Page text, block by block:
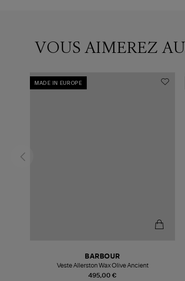
VOUS AIMEREZ
MADE IN EUROPE
495,00 €
BARBOUR
Veste Allerston Wax Olive Ancient